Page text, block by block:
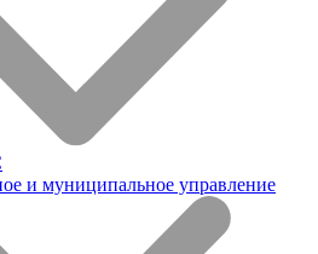
и муниципальное управление